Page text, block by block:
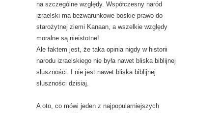
na szczególne względy. Współczesny naród
izraelski ma bezwarunkowe boskie prawo do
starożytnej ziemi Kanaan, a wszelkie względy
moralne są nieistotne!
Ale faktem jest, że taka opinia nigdy w historii
narodu izraelskiego nie była nawet bliska biblijnej
słuszności. I nie jest nawet bliska biblijnej
słuszności dzisiaj.
A oto, co mówi jeden z najpopularniejszych